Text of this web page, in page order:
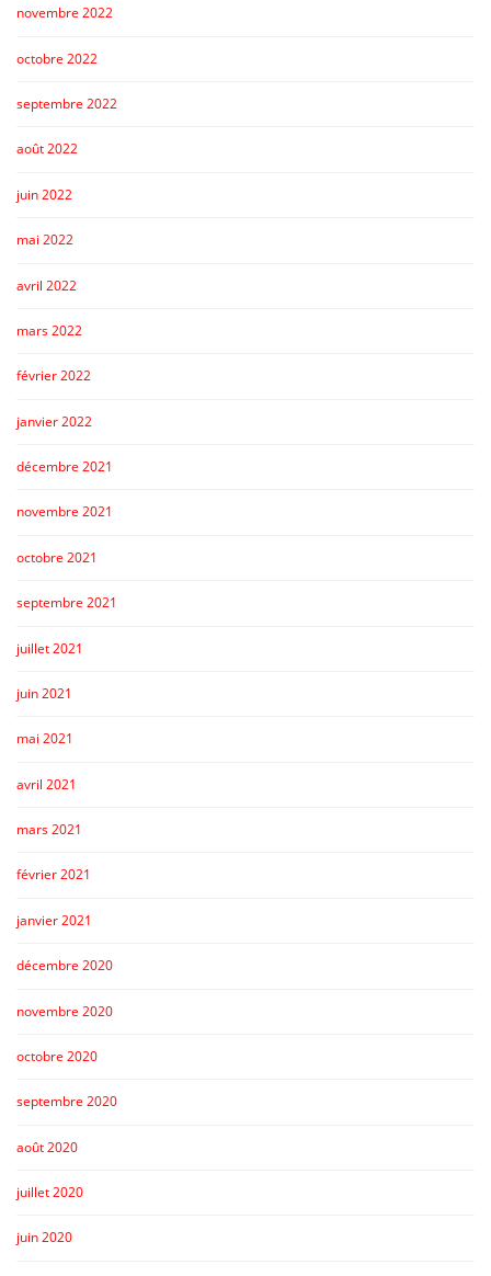
novembre 2022
octobre 2022
septembre 2022
août 2022
juin 2022
mai 2022
avril 2022
mars 2022
février 2022
janvier 2022
décembre 2021
novembre 2021
octobre 2021
septembre 2021
juillet 2021
juin 2021
mai 2021
avril 2021
mars 2021
février 2021
janvier 2021
décembre 2020
novembre 2020
octobre 2020
septembre 2020
août 2020
juillet 2020
juin 2020